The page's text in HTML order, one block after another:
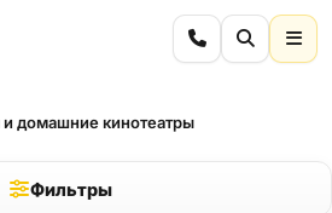
домашние кинотеатры
Фильтры